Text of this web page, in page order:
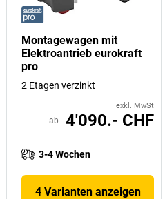
Montagewagen mit
Elektroantrieb eurokraft
pro
2 Etagen verzinkt
exkl. MwSt
ab 4'090.- CHF
3-4 Wochen
4 Varianten anzeigen